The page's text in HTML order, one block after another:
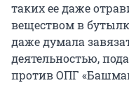
таких ее даже
веществом в
даже думала
деятельностью,
против ОПГ